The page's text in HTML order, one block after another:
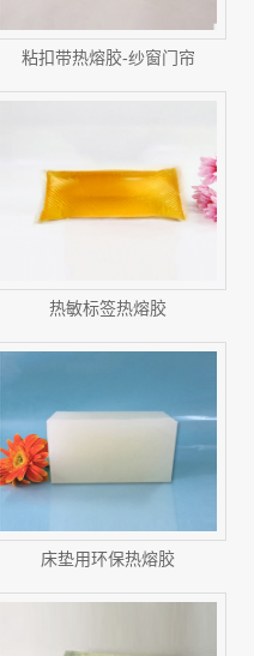
粘扣带热熔胶-纱窗门帘
热敏标签热熔胶
床垫用环保热熔胶